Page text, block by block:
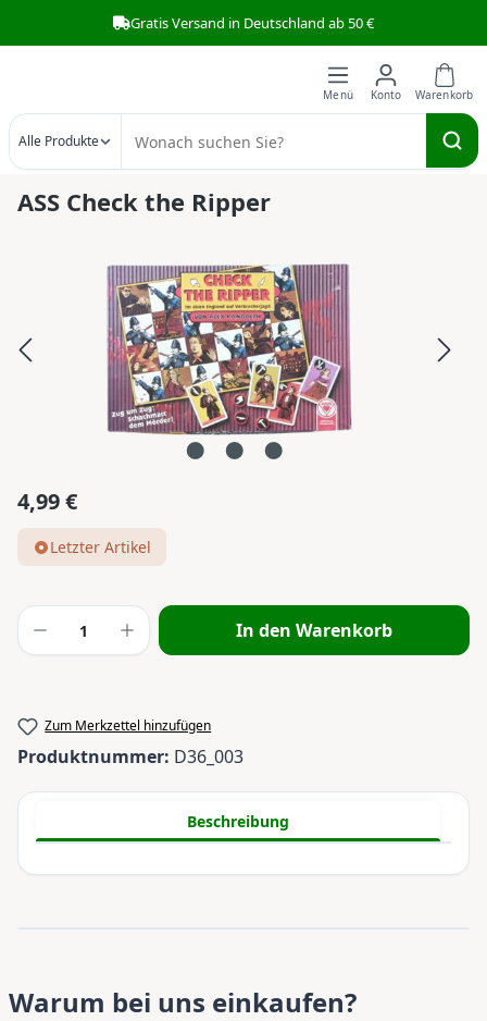
Zum Hauptinhalt springenGratis Versand in Deutschland ab 50 €
Alle Produkte
ASS Check the Ripper
Regulärer Preis:
4,99 €
Letzter Artikel
Produkt Anzahl: Gib den gewünschten
In den Warenkorb
Zum Merkzettel hinzufügen
Produktnummer: D36_003
Beschreibung
Warum bei uns einkaufen?